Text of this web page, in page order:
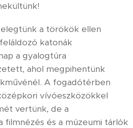
a törökök ellen
katonák
a gyalogtúra
ahol megpihentünk
A fogadótérben
vívóeszközökkel
vertünk, de a
filmnézés és a múzeumi tárlók